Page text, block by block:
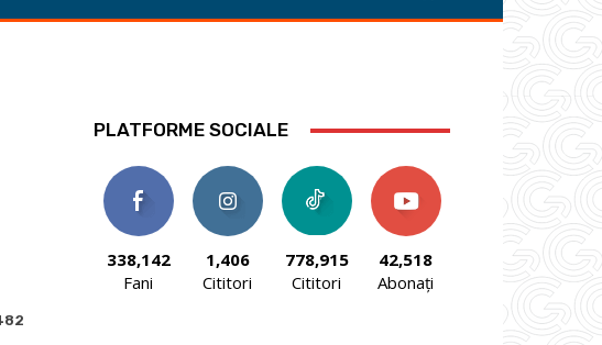
PLATFORME SOCIALE
338,142
Fani
1,406
Cititori
778,915
Cititori
42,518
Abonați